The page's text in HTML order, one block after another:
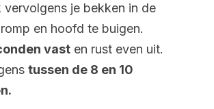
vervolgens je bekken in de
en hoofd te buigen.
vast en rust even uit.
tussen de 8 en 10